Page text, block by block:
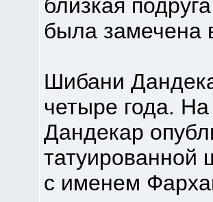
близкая
была замечена
Шибани
четыре года.
Дандекар
татуированной
с именем